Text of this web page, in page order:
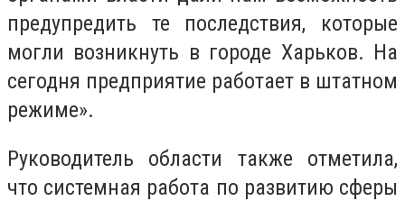
предупредить те последствия, которые
могли возникнуть в городе Харьков. На
сегодня предприятие работает в штатном
режиме».
Руководитель области также отметила,
что системная работа по развитию сферы